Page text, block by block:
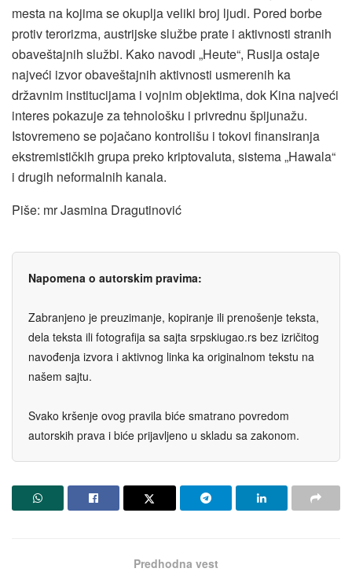
mesta na kojima se okuplja veliki broj ljudi. Pored borbe
protiv terorizma, austrijske službe prate i aktivnosti stranih
obaveštajnih službi. Kako navodi „Heute“, Rusija ostaje
najveći izvor obaveštajnih aktivnosti usmerenih ka
državnim institucijama i vojnim objektima, dok Kina najveći
interes pokazuje za tehnološku i privrednu špijunažu.
Istovremeno se pojačano kontrolišu i tokovi finansiranja
ekstremističkih grupa preko kriptovaluta, sistema „Hawala“
i drugih neformalnih kanala.
Piše: mr Jasmina Dragutinović
Napomena o autorskim pravima:
Zabranjeno je preuzimanje, kopiranje ili prenošenje teksta,
dela teksta ili fotografija sa sajta srpskiugao.rs bez izričitog
navođenja izvora i aktivnog linka ka originalnom tekstu na
našem sajtu.
Svako kršenje ovog pravila biće smatrano povredom
autorskih prava i biće prijavljeno u skladu sa zakonom.
Predhodna vest